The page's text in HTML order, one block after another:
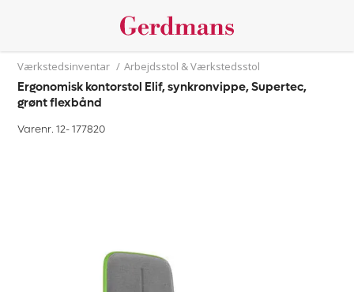
Værkstedsinventar / Arbejdsstol & Værkstedsstol
Ergonomisk kontorstol Elif, synkronvippe, Supertec,
grønt flexbånd
Varenr. 12-177820